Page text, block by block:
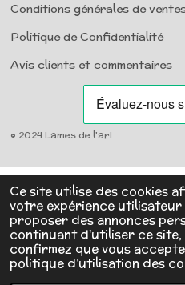
Ce site utilise des cookies
votre expérience utilisateur
proposer des annonces
continuant d'utiliser ce site,
confirmez que vous
politique d’utilisation des
Conditions générales de
Politique de Confidentialité
Avis clients et commentaires
© 2024 Lames de l'art